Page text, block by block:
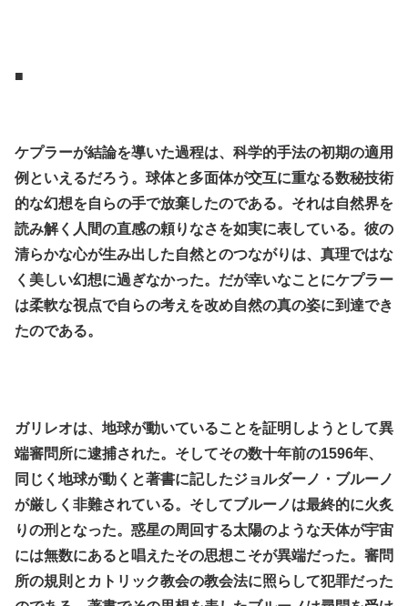
■
ケプラーが結論を導いた過程は、科学的手法の初期の適用
例といえるだろう。球体と多面体が交互に重なる数秘技術
的な幻想を自らの手で放棄したのである。それは自然界を
読み解く人間の直感の頼りなさを如実に表している。彼の
清らかな心が生み出した自然とのつながりは、真理ではな
く美しい幻想に過ぎなかった。だが幸いなことにケプラー
は柔軟な視点で自らの考えを改め自然の真の姿に到達でき
たのである。
ガリレオは、地球が動いていることを証明しようとして異
端審問所に逮捕された。そしてその数十年前の1596年、
同じく地球が動くと著書に記したジョルダーノ・ブルーノ
が厳しく非難されている。そしてブルーノは最終的に火炙
りの刑となった。惑星の周回する太陽のような天体が宇宙
には無数にあると唱えたその思想こそが異端だった。審問
所の規則とカトリック教会の教会法に照らして犯罪だった